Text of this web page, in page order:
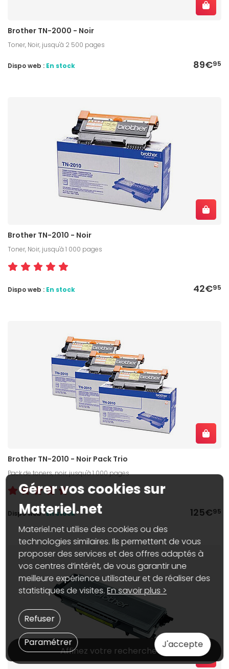
Brother TN-2000 - Noir
Toner, Noir, jusqu'à 2 500 pages
89€95
Dispo web : En stock
Brother TN-2010 - Noir
Toner, Noir, jusqu'à 1 000 pages
42€95
Dispo web : En stock
Brother TN-2010 - Noir Pack Trio
Pack de toners, noir, jusqu'à 1 000 pages
125€95
Dispo web :En stock
Affinez votre recherche
Gérer vos cookies sur
Materiel.net
Materiel.net utilise des cookies ou des
technologies similaires. Ils permettent de vous
proposer des services et des offres adaptés à
vos centres d’intérêt, de vous garantir une
meilleure expérience utilisateur et de réaliser des
statistiques de visites.En savoir plus >
J'accepte
Paramétrer
Refuser